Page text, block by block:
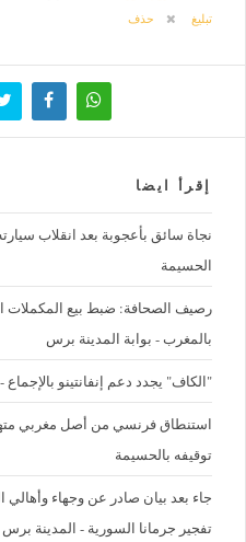
تبليغ
حذف
إقرأ ايضا
نجاة سائق بأعجوبة بعد انقلاب
الحسيمة
رصيف الصحافة: ضبط بيع المكملات
بالمغرب - بوابة المدينة برس
"الكاف" يجدد دعم إنفانتينو
استنطاق فرنسي من أصل مغربي
توقيفه بالحسيمة
جاء بعد بيان صادر عن وجهاء
تفجير جرمانا السورية - المدينة برس